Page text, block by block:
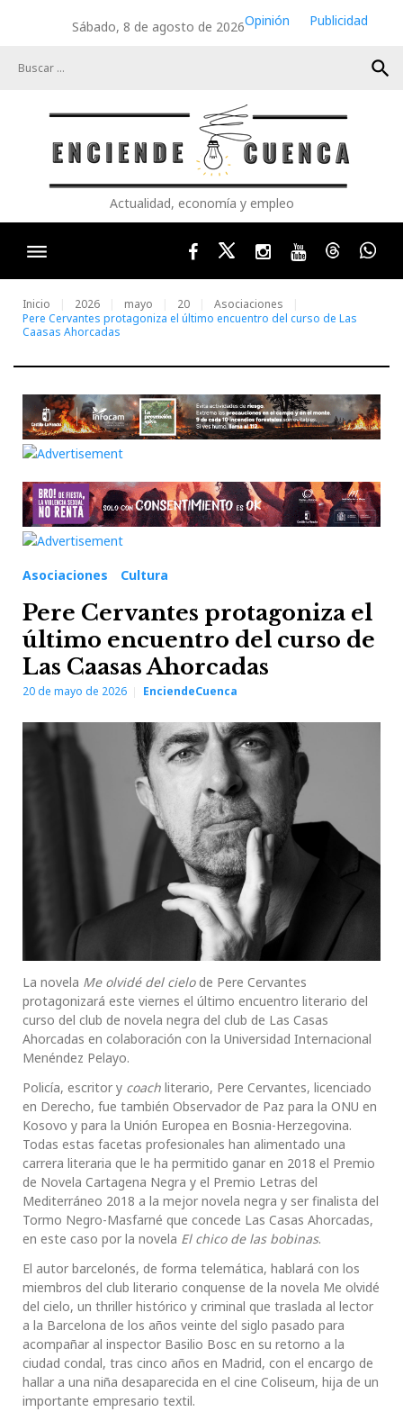
Sábado, 8 de agosto de 2026Opinión
Publicidad
search
Actualidad, economía y empleo
FacebookTwitterInstagram
YoutubeThreads
Inicio 2026 mayo 20
Asociaciones
Pere Cervantes protagoniza el último encuentro del curso de Las
Caasas Ahorcadas
Asociaciones Cultura
Pere Cervantes protagoniza el
último encuentro del curso de
Las Caasas Ahorcadas
20 de mayo de 2026 EnciendeCuenca
La novela Me olvidé del cielode Pere Cervantes
protagonizará este viernes el último encuentro literario del
curso del club de novela negra del club de Las Casas
Ahorcadas en colaboración con la Universidad Internacional
Menéndez Pelayo.
Policía, escritor y coach literario, Pere Cervantes, licenciado
en Derecho, fue también Observador de Paz para la ONU en
Kosovo y para la Unión Europea en Bosnia-Herzegovina.
Todas estas facetas profesionales han alimentado una
carrera literaria que le ha permitido ganar en 2018 el Premio
de Novela Cartagena Negra y el Premio Letras del
Mediterráneo 2018 a la mejor novela negra y ser finalista del
Tormo Negro-Masfarné que concede Las Casas Ahorcadas,
en este caso por la novela El chico de las bobinas.
El autor barcelonés, de forma telemática, hablará con los
miembros del club literario conquense de la novela Me olvidé
del cielo, un thriller histórico y criminal que traslada al lector
a la Barcelona de los años veinte del siglo pasado para
acompañar al inspector Basilio Bosc en su retorno a la
ciudad condal, tras cinco años en Madrid, con el encargo de
hallar a una niña desaparecida en el cine Coliseum, hija de un
importante empresario textil.